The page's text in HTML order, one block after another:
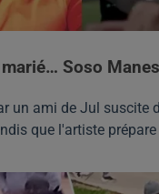
Soso
un ami de Jul suscite
que l'artiste